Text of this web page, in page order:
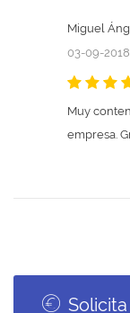
Miguel
03-09-2018
Muy
empresa.